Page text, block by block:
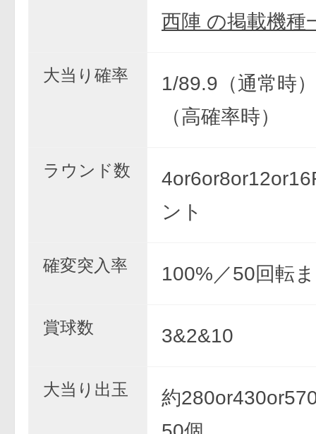
西陣 の掲載機種
大当り確率
1/89.9（通常時
（高確率時）
ラウンド数
ント
確変突入率 100%／50回転
賞球数 3&2&10
大当り出玉
約